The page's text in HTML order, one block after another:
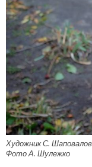
Художник С.
Фото А. Шулежко